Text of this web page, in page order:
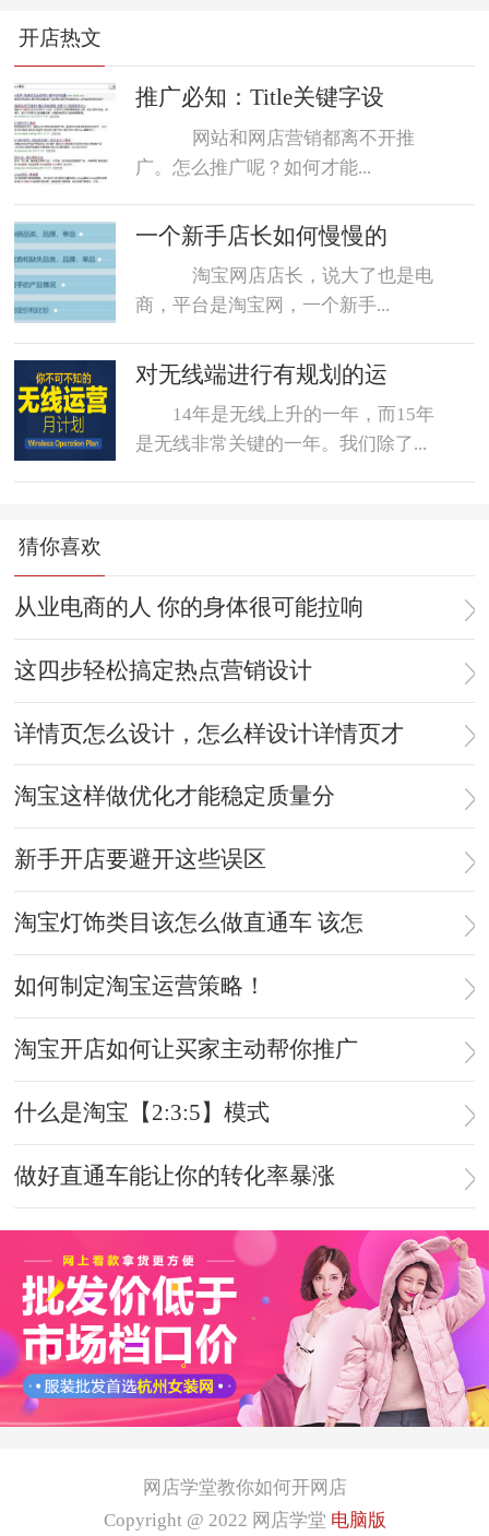
转化率
数据魔方 好评语 网店起名
开店热文
推广必知：Title关键字设
网站和网店营销都离不开推
广。怎么推广呢？如何才能...
一个新手店长如何慢慢的
淘宝网店店长，说大了也是电
商，平台是淘宝网，一个新手...
对无线端进行有规划的运
14年是无线上升的一年，而15年
是无线非常关键的一年。我们除了...
猜你喜欢
从业电商的人 你的身体很可能拉响
这四步轻松搞定热点营销设计
详情页怎么设计，怎么样设计详情页才
淘宝这样做优化才能稳定质量分
新手开店要避开这些误区
淘宝灯饰类目该怎么做直通车 该怎
如何制定淘宝运营策略！
淘宝开店如何让买家主动帮你推广
什么是淘宝【2:3:5】模式
做好直通车能让你的转化率暴涨
网店学堂教你如何开网店
Copyright @ 2022 网店学堂 电脑版